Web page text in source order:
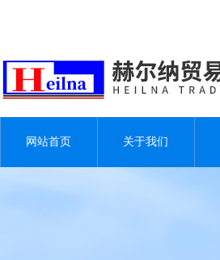
网站首页 关于我们